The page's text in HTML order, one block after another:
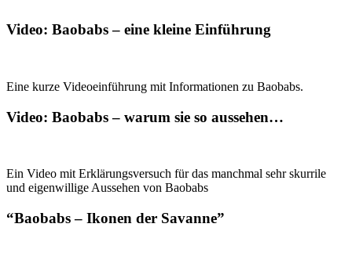
Video: Baobabs – eine kleine Einführung
Eine kurze Videoeinführung mit Informationen zu Baobabs.
Video: Baobabs – warum sie so aussehen…
Ein Video mit Erklärungsversuch für das manchmal sehr skurrile
und eigenwillige Aussehen von Baobabs
“Baobabs – Ikonen der Savanne”